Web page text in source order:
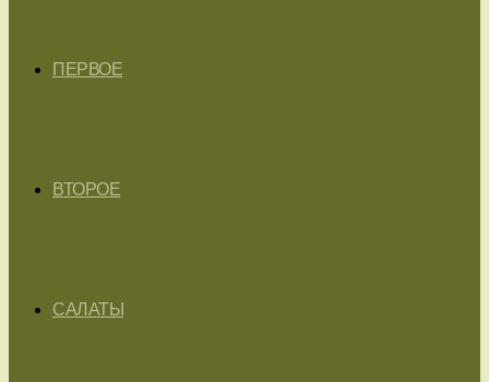
ПЕРВОЕ
ВТОРОЕ
САЛАТЫ